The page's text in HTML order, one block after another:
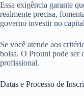
Essa exigência garante
realmente precisa,
governo investir no
Se você atende aos
bolsa. O Prouni pode ser
profissional.
Datas e Processo de